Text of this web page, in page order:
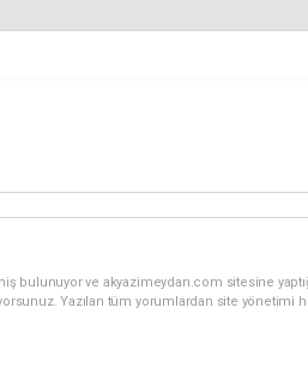
bulunuyor ve akyazimeydan.com sitesine
Yazılan tüm yorumlardan site